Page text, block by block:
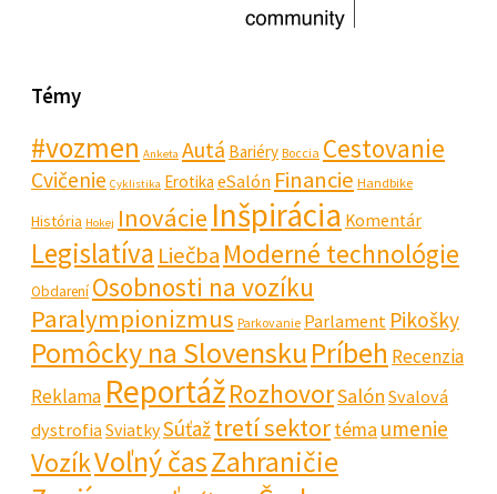
Témy
#vozmen Anketa Autá Bariéry Boccia Cestovanie
Cvičenie Cyklistika Erotika eSalón Financie Handbike
História Hokej Inovácie Inšpirácia Komentár
Legislatíva Liečba Moderné technológie
Obdarení Osobnosti na vozíku
Paralympionizmus Parkovanie Parlament Pikošky
Pomôcky na SlovenskuPríbeh Recenzia
Reklama ReportážRozhovorSalón Svalová
dystrofiaSviatkySúťažtretí sektortéma umenie
VozíkVoľný časZahraničie